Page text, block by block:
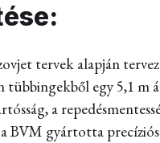
tervek alapján
egy 5,1 m
a
gyártotta